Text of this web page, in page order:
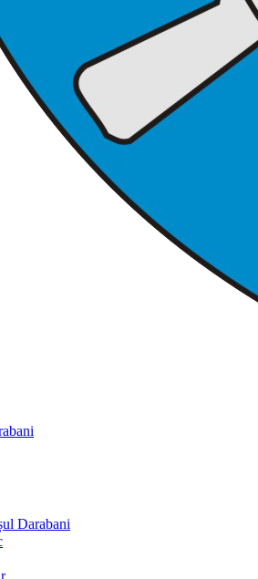
Darabani